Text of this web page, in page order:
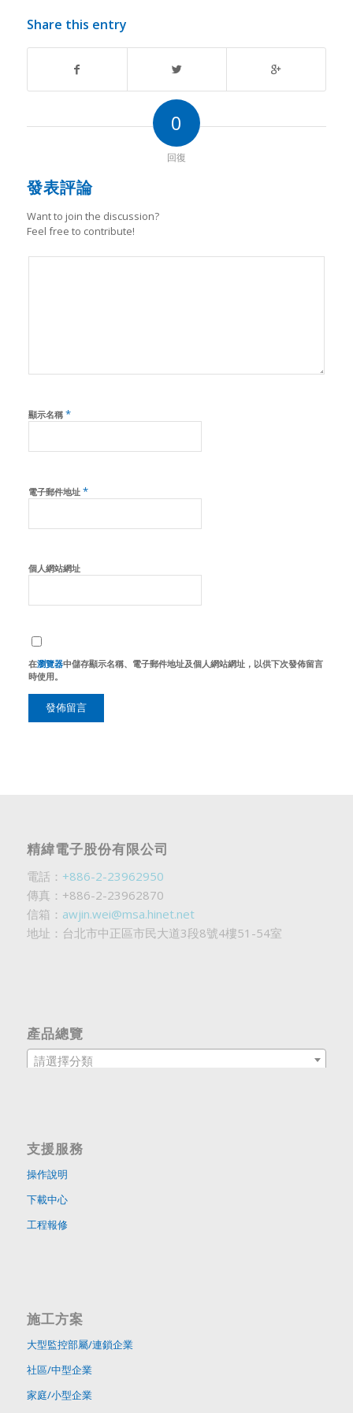
Share this entry
0
回復
發表評論
Want to join the discussion?
Feel free to contribute!
顯示名稱 *
電子郵件地址 *
個人網站網址
在瀏覽器中儲存顯示名稱、電子郵件地址及個人網站網址，以供下次發佈留言
時使用。
精緯電子股份有限公司
電話： +886-2-23962950
傳真：+886-2-23962870
信箱： awjin.wei@msa.hinet.net
地址：台北市中正區市民大道3段8號4樓51-54室
產品總覽
請選擇分類
支援服務
操作說明
下載中心
工程報修
施工方案
大型監控部屬/連鎖企業
社區/中型企業
家庭/小型企業